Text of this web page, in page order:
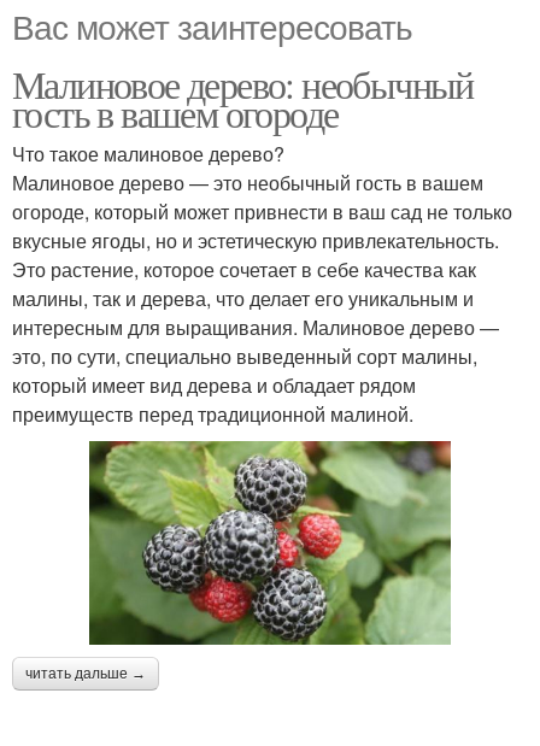
Вас может заинтересовать
Малиновое дерево: необычный
гость в вашем огороде
Что такое малиновое дерево?
Малиновое дерево — это необычный гость в вашем
огороде, который может привнести в ваш сад не только
вкусные ягоды, но и эстетическую привлекательность.
Это растение, которое сочетает в себе качества как
малины, так и дерева, что делает его уникальным и
интересным для выращивания. Малиновое дерево —
это, по сути, специально выведенный сорт малины,
который имеет вид дерева и обладает рядом
преимуществ перед традиционной малиной.
читать дальше →